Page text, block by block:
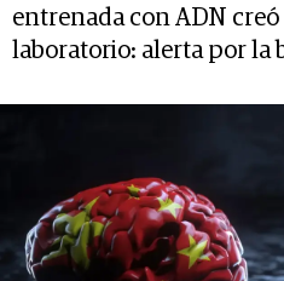
entrenada con ADN
laboratorio: alerta por la